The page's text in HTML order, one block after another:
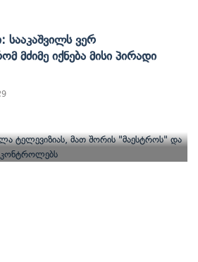
Სააკაშვილს Ვერ
Მძიმე Იქნება Მისი Პირადი